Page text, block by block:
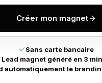
Créer mon magnet
Sans carte bancaire
Lead magnet généré en 3
automatiquement le